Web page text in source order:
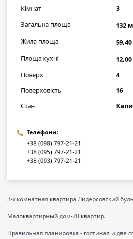
Кімнат
3
Загальна площа
132 м
Жила площа
Площа кухні
Поверх
4
Поверховість
16
Стан
Телефони:
+38 (098) 797-21-21
+38 (095) 797-21-21
+38 (093) 797-21-21
3-х комнатная квартира Лидерсовский
Малоквартирный дом-70 квартир.
Правильная планировка - гостиная и две